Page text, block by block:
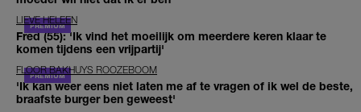
LIEVE HELEEN
Fred (55): 'Ik vind het moeilijk om meerdere keren klaar te
komen tijdens een vrijpartij'
FLOOR BAKHUYS ROOZEBOOM
'Ik kan weer eens niet laten me af te vragen of ik wel de beste,
braafste burger ben geweest'